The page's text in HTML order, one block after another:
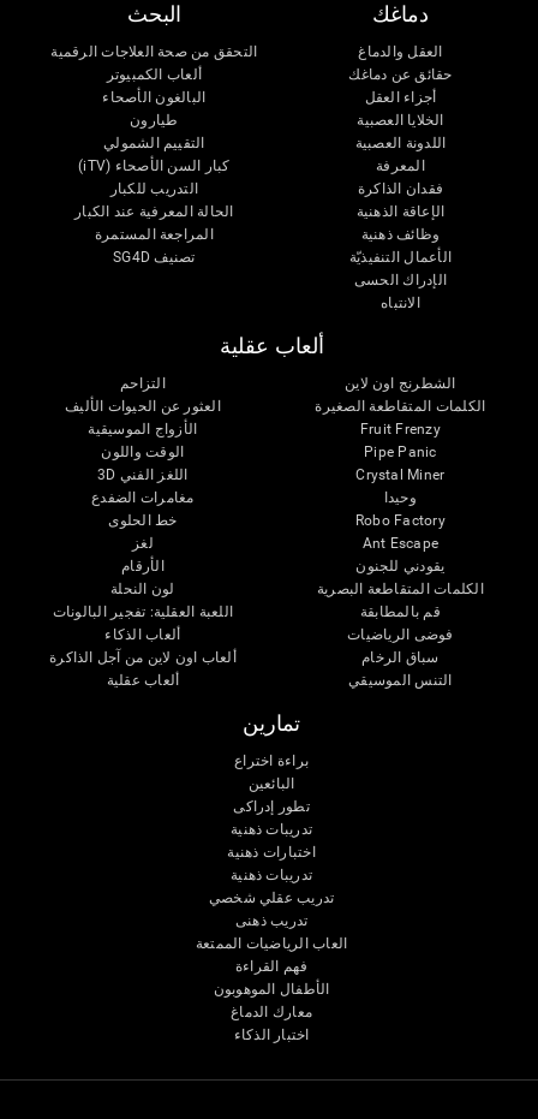
دماغك
العقل والدماغ
حقائق عن دماغك
أجزاء العقل
الخلايا العصبية
اللدونة العصبية
المعرفة
فقدان الذاكرة
الإعاقة الذهنية
وظائف ذهنية
الأعمال التنفيذيّة
الإدراك الحسى
الانتباه
البحث
التحقق من صحة العلاجات الرقمية
ألعاب الكمبيوتر
البالغون الأصحاء
طيارون
التقييم الشمولي
كبار السن الأصحاء (iTV)
التدريب للكبار
الحالة المعرفية عند الكبار
المراجعة المستمرة
تصنيف SG4D
ألعاب عقلية
الشطرنج اون لاين
الكلمات المتقاطعة الصغيرة
Fruit Frenzy
Pipe Panic
Crystal Miner
وحيدا
Robo Factory
Ant Escape
يقودني للجنون
الكلمات المتقاطعة البصرية
قم بالمطابقة
فوضى الرياضيات
سباق الرخام
التنس الموسيقي
التزاحم
العثور عن الحيوات الأليف
الأزواج الموسيقية
الوقت واللون
اللغز الفني 3D
مغامرات الضفدع
خط الحلوى
لغز
الأرقام
لون النحلة
اللعبة العقلية: تفجير البالونات
ألعاب الذكاء
ألعاب اون لاين من آجل الذاكرة
ألعاب عقلية
تمارين
براءة اختراع
البائعين
تطور إدراكى
تدريبات ذهنية
اختبارات ذهنية
تدريبات ذهنية
تدريب عقلي شخصي
تدريب ذهنى
العاب الرياضيات الممتعة
فهم القراءة
الأطفال الموهوبون
معارك الدماغ
اختبار الذكاء